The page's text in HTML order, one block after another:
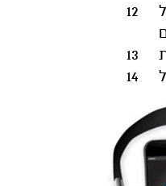
12
13
14